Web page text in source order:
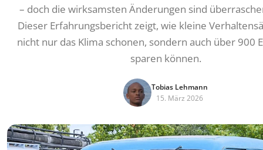
– doch die wirksamsten Änderungen sind
Dieser Erfahrungsbericht zeigt, wie kleine
nicht nur das Klima schonen, sondern auch über 900
sparen können.
Tobias Lehmann
15. März 2026